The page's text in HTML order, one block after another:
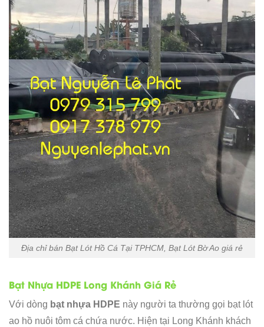
Địa chỉ bán Bạt Lót Hồ Cá Tại TPHCM, Bạt Lót Bờ Ao giá rẻ
Bạt Nhựa HDPE Long Khánh Giá Rẻ
Với dòng bạt nhựa HDPE này người ta thường gọi bạt lót
ao hồ nuôi tôm cá chứa nước. Hiện tại Long Khánh khách